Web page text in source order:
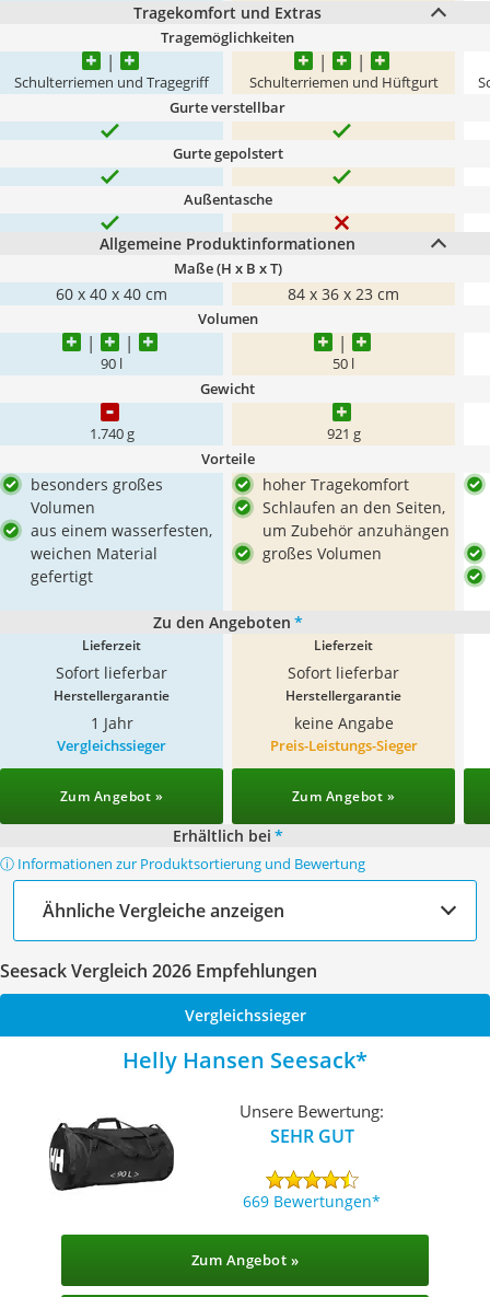
Tragekomfort und Extras
Tragemöglichkeiten
Schulterriemen und Tragegriff Schulterriemen und Hüftgurt
Gurte verstellbar
Gurte gepolstert
Außentasche
Allgemeine Produktinformationen
Maße (H x B x T)
‎60 x 40 x 40 cm 84 x 36 x 23 cm
Volumen
90 l 50 l
Gewicht
1.740 g 921 g
Vorteile
besonders großes
Volumen
aus einem wasserfesten,
weichen Material
gefertigt
hoher Tragekomfort
Schlaufen an den Seiten,
um Zubehör anzuhängen
großes Volumen
Zu den Angeboten *
Lieferzeit
Sofort lieferbar
Lieferzeit
Sofort lieferbar
Herstellergarantie
1 Jahr
Herstellergarantie
keine Angabe
Vergleichssieger
Zum Angebot »
Preis-Leistungs-Sieger
Zum Angebot »
Erhältlich bei *
ⓘ Informationen zur Produktsortierung und Bewertung
Ähnliche Vergleiche anzeigen
Seesack Vergleich 2026 Empfehlungen
Vergleichssieger
Helly Hansen Seesack
Unsere Bewertung:
SEHR GUT
669 Bewertungen
Zum Angebot »